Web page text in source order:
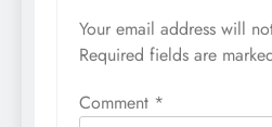
Your email address will
Required fields are
Comment *